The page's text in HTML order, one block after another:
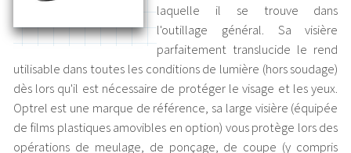
laquelle il se trouve dans
l'outillage général. Sa visière
parfaitement translucide le rend
utilisable dans toutes les conditions de lumière (hors soudage)
dès lors qu'il est nécessaire de protéger le visage et les yeux.
Optrel est une marque de référence, sa large visière (équipée
de films plastiques amovibles en option) vous protège lors des
opérations de meulage, de ponçage, de coupe (y compris